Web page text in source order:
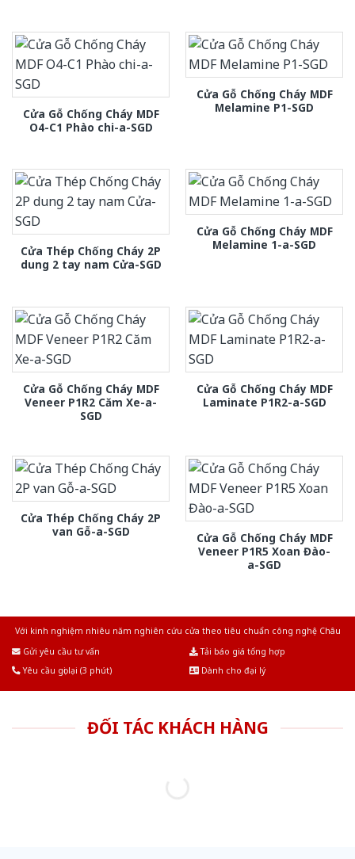
Cửa Gỗ Chống Cháy MDF
O4-C1 Phào chi-a-SGD
Cửa Gỗ Chống Cháy MDF
Melamine P1-SGD
Cửa Thép Chống Cháy 2P
dung 2 tay nam Cửa-SGD
Cửa Gỗ Chống Cháy MDF
Melamine 1-a-SGD
Cửa Gỗ Chống Cháy MDF
Veneer P1R2 Căm Xe-a-
SGD
Cửa Gỗ Chống Cháy MDF
Laminate P1R2-a-SGD
Cửa Thép Chống Cháy 2P
van Gỗ-a-SGD
Cửa Gỗ Chống Cháy MDF
Veneer P1R5 Xoan Đào-
a-SGD
Với kinh nghiệm nhiêu năm nghiên cứu cửa theo tiêu chuẩn công nghệ Châu
Gửi yêu cầu tư vấn
Tải báo giá tổng hợp
Yêu cầu gọi lại (3 phút)
Dành cho đại lý
ĐỐI TÁC KHÁCH HÀNG